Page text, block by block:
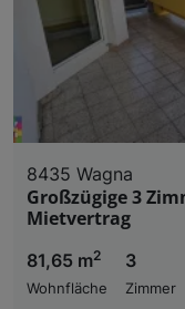
8435 Wagna
Großzügige 3
Mietvertrag
81,65 m2
Wohnfläche
3
Zimmer